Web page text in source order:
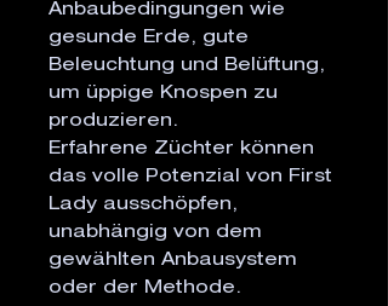
Anbaubedingungen wie
gesunde Erde, gute
Beleuchtung und Belüftung,
um üppige Knospen zu
produzieren.
Erfahrene Züchter können
das volle Potenzial von First
Lady ausschöpfen,
unabhängig von dem
gewählten Anbausystem
oder der Methode.